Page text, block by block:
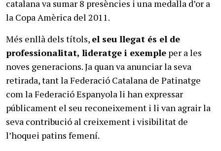
catalana va sumar 8 presències i una medalla d’or a
la Copa Amèrica del 2011.
Més enllà dels títols, el seu llegat és el de
professionalitat, lideratge i exemple per a les
noves generacions. Ja quan va anunciar la seva
retirada, tant la Federació Catalana de Patinatge
com la Federació Espanyola li han expressar
públicament el seu reconeixement i li van agrair la
seva contribució al creixement i visibilitat de
l’hoquei patins femení.